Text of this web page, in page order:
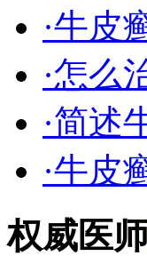
·牛皮
·怎么
·简述
·牛皮
权威医